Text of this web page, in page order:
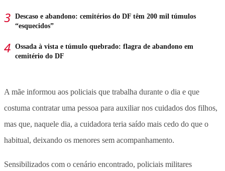
Descaso e abandono: cemitérios do DF têm 200 mil túmulos
“esquecidos”
Ossada à vista e túmulo quebrado: flagra de abandono em
cemitério do DF
A mãe informou aos policiais que trabalha durante o dia e que
costuma contratar uma pessoa para auxiliar nos cuidados dos filhos,
mas que, naquele dia, a cuidadora teria saído mais cedo do que o
habitual, deixando os menores sem acompanhamento.
Sensibilizados com o cenário encontrado, policiais militares